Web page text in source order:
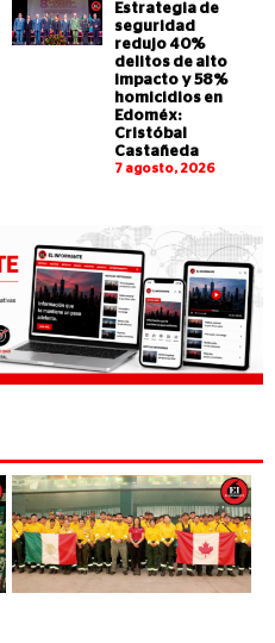
Estrategia de
seguridad
redujo 40%
delitos de alto
impacto y 58%
homicidios en
Edoméx:
Cristóbal
Castañeda
7 agosto, 2026